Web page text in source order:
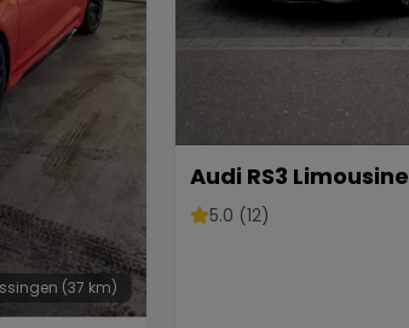
(37 km)
Audi RS3 Limousine
5.0 (12)